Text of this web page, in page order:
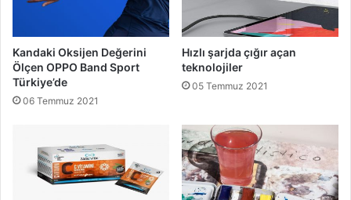
Kandaki Oksijen Değerini
Ölçen OPPO Band Sport
Türkiye’de
06 Temmuz 2021
Hızlı şarjda çığır açan
teknolojiler
05 Temmuz 2021